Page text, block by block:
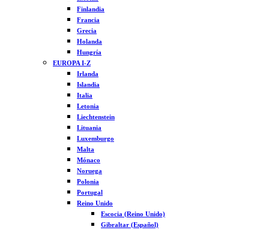
Finlandia
Francia
Grecia
Holanda
Hungría
EUROPA I-Z
Irlanda
Islandia
Italia
Letonia
Liechtenstein
Lituania
Luxemburgo
Malta
Mónaco
Noruega
Polonia
Portugal
Reino Unido
Escocia (Reino Unido)
Gibraltar (Español)